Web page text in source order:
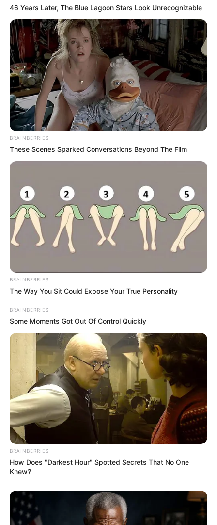
46 Years Later, The Blue Lagoon Stars Look Unrecognizable
BRAINBERRIES
These Scenes Sparked Conversations Beyond The Film
BRAINBERRIES
The Way You Sit Could Expose Your True Personality
BRAINBERRIES
Some Moments Got Out Of Control Quickly
BRAINBERRIES
How Does "Darkest Hour" Spotted Secrets That No One
Knew?